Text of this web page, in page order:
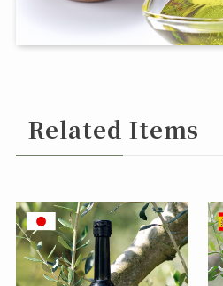
Related Items